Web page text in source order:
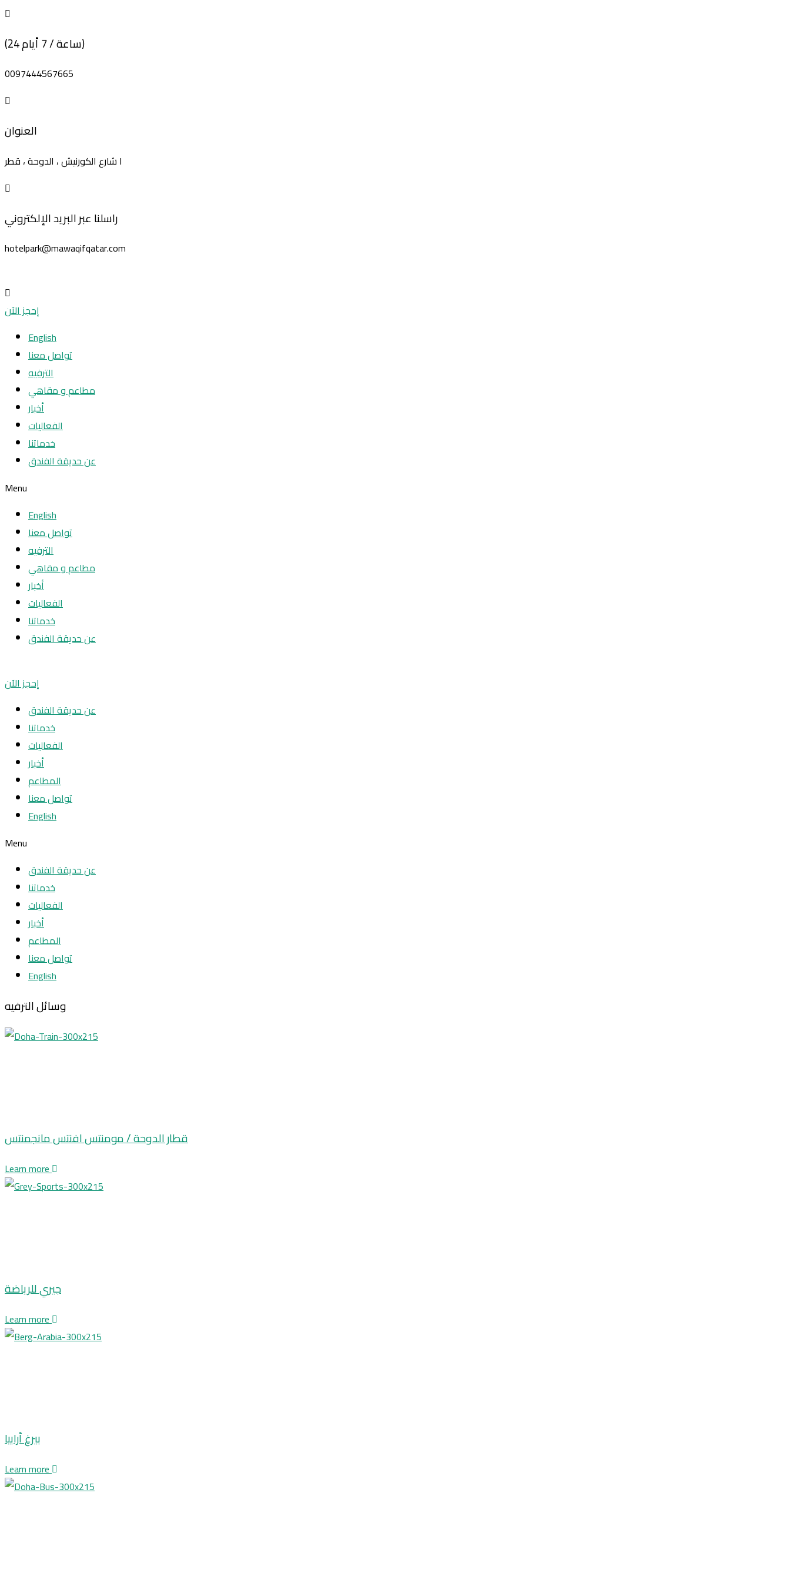
(24 ساعة / 7 أيام)
0097444567665
العنوان
١ شارع الكورنيش ، الدوحة ، قطر
راسلنا عبر البريد الإلكتروني
hotelpark@mawaqifqatar.com
إحجز الآن
English
تواصل معنا
الترفيه
مطاعم و مقاهي
أخبار
الفعاليات
خدماتنا
عن حديقة الفندق
Menu
English
تواصل معنا
الترفيه
مطاعم و مقاهي
أخبار
الفعاليات
خدماتنا
عن حديقة الفندق
إحجز الآن
عن حديقة الفندق
خدماتنا
الفعاليات
أخبار
المطاعم
تواصل معنا
English
Menu
عن حديقة الفندق
خدماتنا
الفعاليات
أخبار
المطاعم
تواصل معنا
English
وسائل الترفيه
قطار الدوحة / مومنتس افنتس مانجمنتس
Learn more
جيري للرياضة
Learn more
بيرغ أرابيا
Learn more